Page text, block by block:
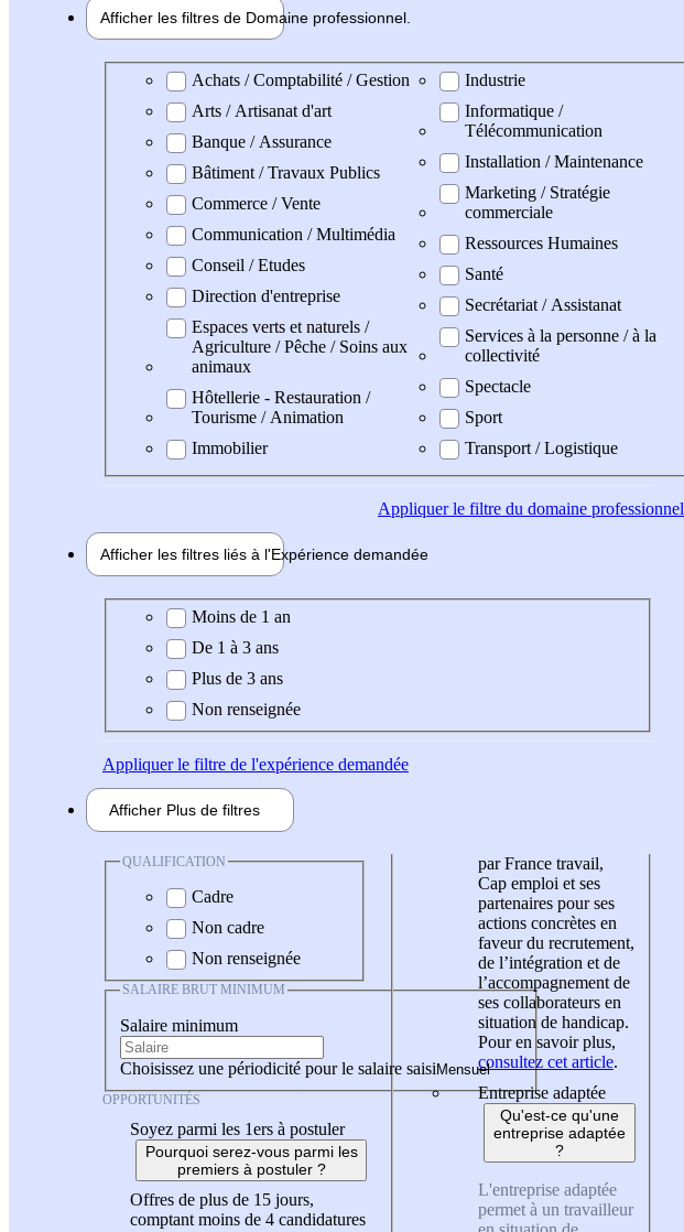
Afficher les filtres de Domaine professionnel
Domaine professionel
Achats / Comptabilité / Gestion
Arts / Artisanat d'art
Banque / Assurance
Bâtiment / Travaux Publics
Commerce / Vente
Communication / Multimédia
Conseil / Etudes
Direction d'entreprise
Espaces verts et naturels /
Agriculture / Pêche / Soins aux
animaux
Hôtellerie - Restauration /
Tourisme / Animation
Immobilier
Industrie
Informatique /
Télécommunication
Installation / Maintenance
Marketing / Stratégie
commerciale
Ressources Humaines
Santé
Secrétariat / Assistanat
Services à la personne / à la
collectivité
Spectacle
Sport
Transport / Logistique
Appliquerle filtre du domaine professionnel
Afficher les filtres liés à l'Expérience demandée
Expérience demandée
Moins de 1 an
De 1 à 3 ans
Plus de 3 ans
Non renseignée
Appliquerle filtre de l'expérience demandée
Afficher Plus de filtres
QUALIFICATION
Cadre
Non cadre
Non renseignée
SALAIRE BRUT MINIMUM
Salaire minimum
Choisissez une périodicité pour le salaire saisi
OPPORTUNITÉS
Soyez parmi les 1ers à postuler
Pourquoi serez-vous parmi les
premiers à postuler ?
Offres de plus de 15 jours,
comptant moins de 4 candidatures
par France travail,
Cap emploi et ses
partenaires pour ses
actions concrètes en
faveur du recrutement,
de l’intégration et de
l’accompagnement de
ses collaborateurs en
situation de handicap.
Pour en savoir plus,
consultez cet article.
Entreprise adaptée
Qu'est-ce qu'une
entreprise adaptée
?
L'entreprise adaptée
permet à un travailleur